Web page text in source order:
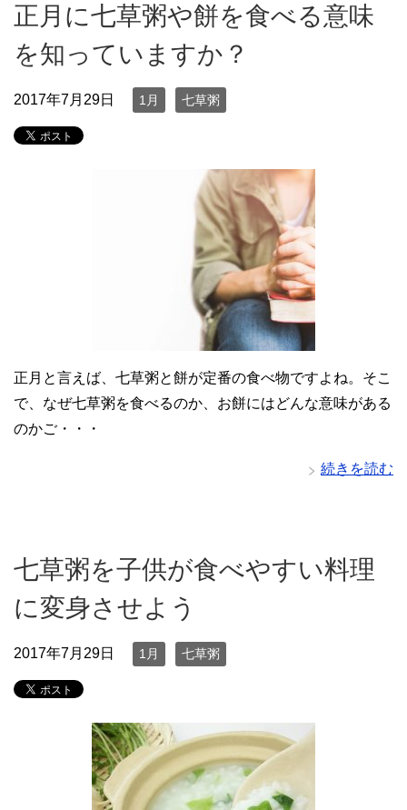
正月に七草粥や餅を食べる意味
を知っていますか？
2017年7月29日 1月 七草粥
正月と言えば、七草粥と餅が定番の食べ物ですよね。そこ
で、なぜ七草粥を食べるのか、お餅にはどんな意味がある
のかご・・・
続きを読む
七草粥を子供が食べやすい料理
に変身させよう
2017年7月29日 1月 七草粥